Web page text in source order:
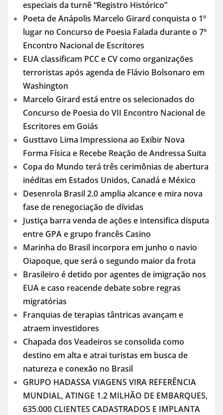
especiais da turnê “Registro Histórico”
Poeta de Anápolis Marcelo Girard conquista o 1º
lugar no Concurso de Poesia Falada durante o 7º
Encontro Nacional de Escritores
EUA classificam PCC e CV como organizações
terroristas após agenda de Flávio Bolsonaro em
Washington
Marcelo Girard está entre os selecionados do
Concurso de Poesia do VII Encontro Nacional de
Escritores em Goiás
Gusttavo Lima Impressiona ao Exibir Nova
Forma Física e Recebe Reação de Andressa Suita
Copa do Mundo terá três cerimônias de abertura
inéditas em Estados Unidos, Canadá e México
Desenrola Brasil 2.0 amplia alcance e mira nova
fase de renegociação de dívidas
Justiça barra venda de ações e intensifica disputa
entre GPA e grupo francês Casino
Marinha do Brasil incorpora em junho o navio
Oiapoque, que será o segundo maior da frota
Brasileiro é detido por agentes de imigração nos
EUA e caso reacende debate sobre regras
migratórias
Franquias de terapias tântricas avançam e
atraem investidores
Chapada dos Veadeiros se consolida como
destino em alta e atrai turistas em busca de
natureza e conexão no Brasil
GRUPO HADASSA VIAGENS VIRA REFERÊNCIA
MUNDIAL, ATINGE 1.2 MILHÃO DE EMBARQUES,
635.000 CLIENTES CADASTRADOS E IMPLANTA